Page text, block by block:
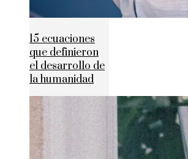
15 ecuaciones
que definieron
el desarrollo de
la humanidad